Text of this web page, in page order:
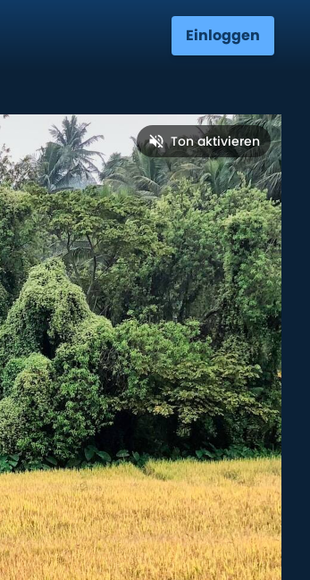
Einloggen
Ton aktivieren